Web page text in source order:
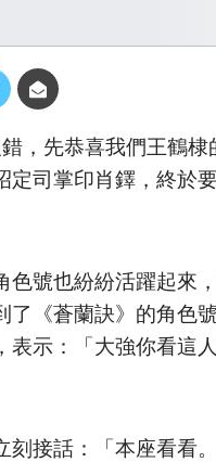
，先恭喜我們王鶴
司掌印肖鐸，終於
色號也紛紛活躍起來
了《蒼蘭訣》的角色
示：「大強你看這
接話：「本座看看。